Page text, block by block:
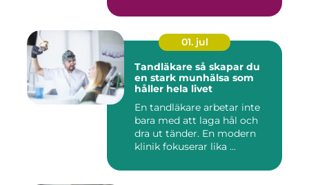
01. jul
Tandläkare så skapar du
en stark munhälsa som
håller hela livet
En tandläkare arbetar inte
bara med att laga hål och
dra ut tänder. En modern
klinik fokuserar lika ...